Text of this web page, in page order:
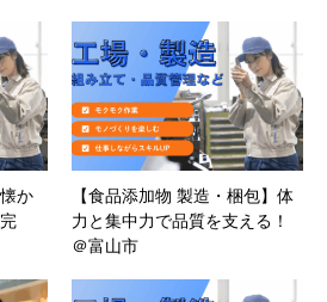
か
【食品添加物 製造・梱包】体
力と集中力で品質を支える！
＠富山市